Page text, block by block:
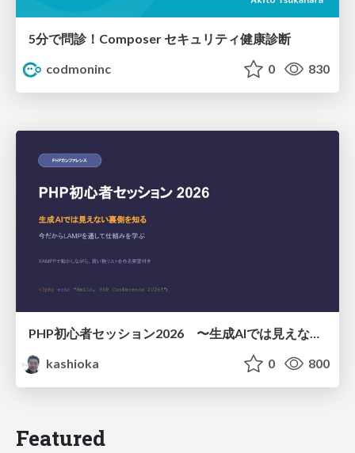
5分で問診！Composer セキュリティ健康診断
codmoninc
0 830
PHP初心者セッション2026 〜生成AIでは見えない裏側を知る：今だからLAMPを通して仕組みを学ぶ〜
kashioka
0 800
Featured